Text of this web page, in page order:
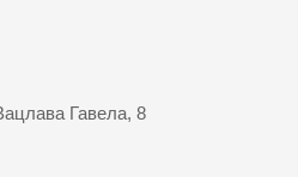
Гавела, 8